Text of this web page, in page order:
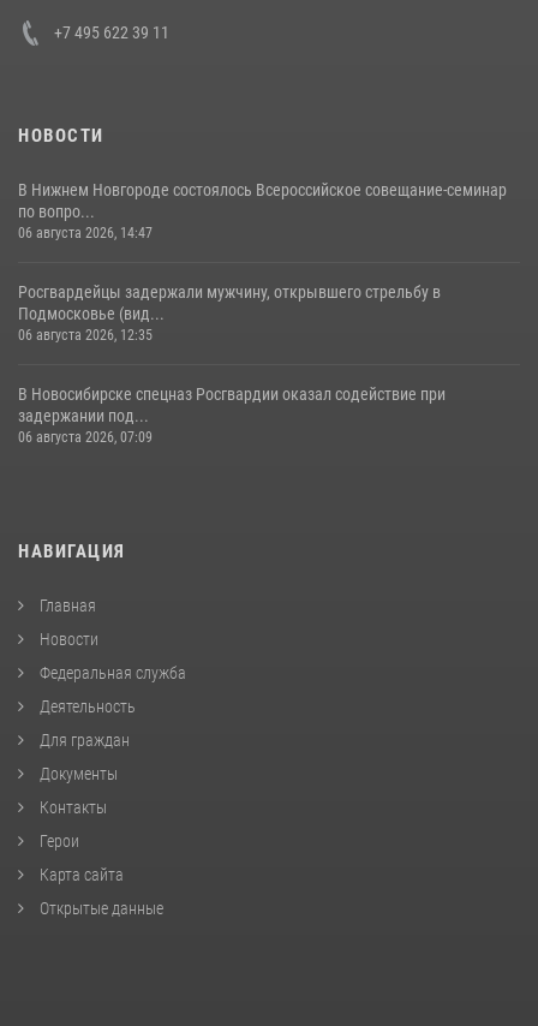
+7 495 622 39 11
НОВОСТИ
В Нижнем Новгороде состоялось Всероссийское совещание-семинар
по вопро...
06 августа 2026, 14:47
Росгвардейцы задержали мужчину, открывшего стрельбу в
Подмосковье (вид...
06 августа 2026, 12:35
В Новосибирске спецназ Росгвардии оказал содействие при
задержании под...
06 августа 2026, 07:09
НАВИГАЦИЯ
Главная
Новости
Федеральная служба
Деятельность
Для граждан
Документы
Контакты
Герои
Карта сайта
Открытые данные